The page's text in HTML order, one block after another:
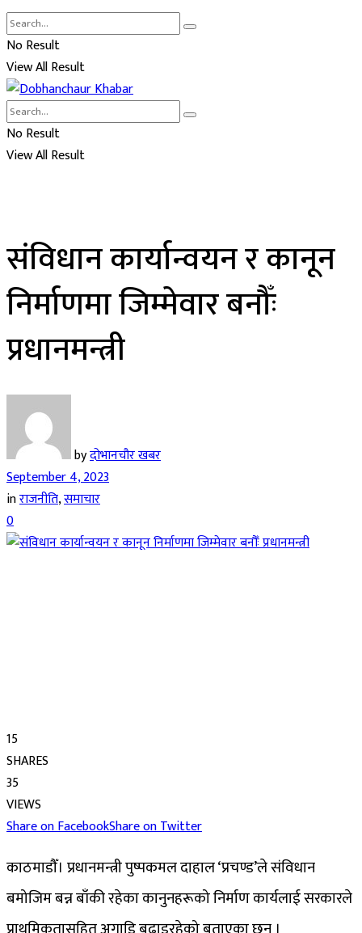
No Result
View All Result
No Result
View All Result
संविधान कार्यान्वयन र कानून
निर्माणमा जिम्मेवार बनौँः
प्रधानमन्त्री
byदोभानचौर खबर
September 4, 2023
inराजनीति,समाचार
0
15
SHARES
35
VIEWS
Share on FacebookShare on Twitter
काठमाडौँ। प्रधानमन्त्री पुष्पकमल दाहाल ‘प्रचण्ड’ले संविधान
बमोजिम बन्न बाँकी रहेका कानुनहरूको निर्माण कार्यलाई सरकारले